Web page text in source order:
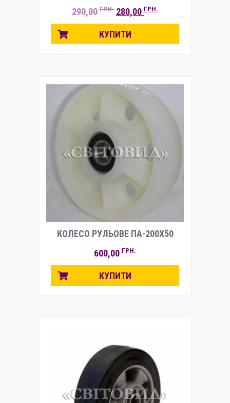
290,00ГРН. ОРИГІНАЛЬНА
290,00 ГРН..
280,00 ГРН.
КУПИТИ
КОЛЕСО РУЛЬОВЕ ПА-200Х50
600,00 ГРН.
КУПИТИ